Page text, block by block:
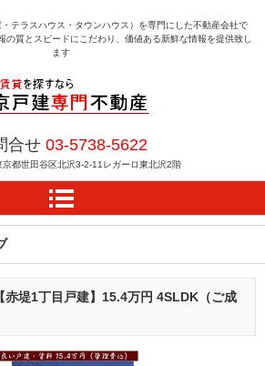
賃貸を探すなら東京
門不動産
テラスハウス・タウンハウス）を専門にした不動産会社で
の質とスピードにこだわり、価値ある新鮮な情報を提供致し
ます
合せ 03-5738-5622
京都世田谷区北沢3-2-11レガーロ東北沢2階
赤堤1丁目戸建】15.4万円 4SLDK（ご成